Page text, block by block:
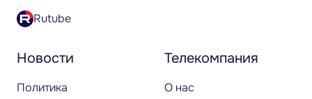
Новости
Политика
Телекомпания
О нас
Rutube